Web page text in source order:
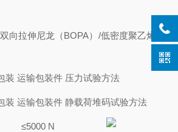
拉伸尼龙（BOPA）/低密度聚乙烯（L
运输包装件 压力试验方法
运输包装件 静载荷堆码试验方法
≤5000 N